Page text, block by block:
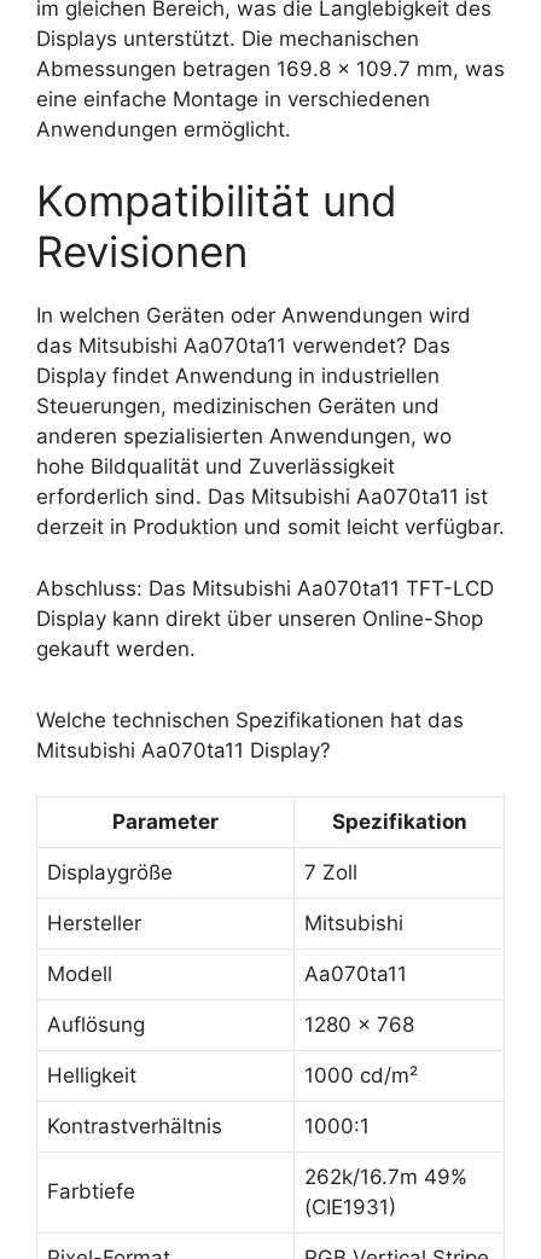
im gleichen Bereich, was die Langlebigkeit des
Displays unterstützt. Die mechanischen
Abmessungen betragen 169.8 x 109.7 mm, was
eine einfache Montage in verschiedenen
Anwendungen ermöglicht.
Kompatibilität und
Revisionen
In welchen Geräten oder Anwendungen wird
das Mitsubishi Aa070ta11 verwendet? Das
Display findet Anwendung in industriellen
Steuerungen, medizinischen Geräten und
anderen spezialisierten Anwendungen, wo
hohe Bildqualität und Zuverlässigkeit
erforderlich sind. Das Mitsubishi Aa070ta11 ist
derzeit in Produktion und somit leicht verfügbar.
Abschluss: Das Mitsubishi Aa070ta11 TFT-LCD
Display kann direkt über unseren Online-Shop
gekauft werden.
Welche technischen Spezifikationen hat das
Mitsubishi Aa070ta11 Display?
Parameter Spezifikation
Displaygröße 7 Zoll
Hersteller Mitsubishi
Modell Aa070ta11
Auflösung 1280 x 768
Helligkeit 1000 cd/m²
Kontrastverhältnis 1000:1
Farbtiefe
262k/16.7m 49%
(CIE1931)